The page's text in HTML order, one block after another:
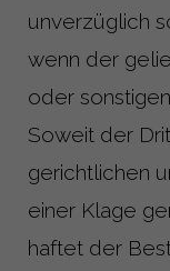
unverzüglich
wenn der
oder
Soweit der
gerichtlichen
einer Klage
haftet der